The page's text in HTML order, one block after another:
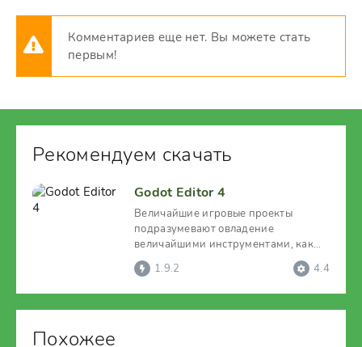
Комментариев еще нет. Вы можете стать
первым!
Рекомендуем скачать
Godot Editor 4
Величайшие игровые проекты
подразумевают овладение
величайшими инструментами, как
раз, одним из них можно считать
1.9.2 4.4
Похожее